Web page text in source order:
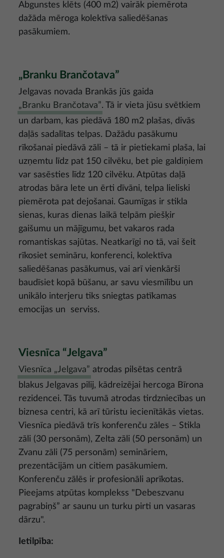
Abgunstes klēts (400 m2) vairāk piemērota
dažāda mēroga kolektīva saliedēšanas
pasākumiem.
„Branku Brančotava”
Jelgavas novada Brankās jūs gaida
„Branku Brančotava”. Tā ir vieta jūsu svētkiem
un darbam, kas piedāvā 180 m2 plašas, divās
daļās sadalītas telpas. Dažādu pasākumu
rīkošanai piedāvā zāli – tā ir pietiekami plaša, lai
uzņemtu līdz pat 150 cilvēku, bet pie galdiņiem
var sasēsties līdz 120 cilvēku. Atpūtas daļā
atrodas bāra lete un ērti dīvāni, telpa lieliski
piemērota pat dejošanai. Gaumīgas ir stikla
sienas, kuras dienas laikā telpām piešķir
gaišumu un mājīgumu, bet vakaros rada
romantiskas sajūtas. Neatkarīgi no tā, vai šeit
rīkosiet semināru, konferenci, kolektīva
saliedēšanas pasākumus, vai arī vienkārši
baudīsiet kopā būšanu, ar savu viesmīlību un
unikālo interjeru tiks sniegtas patīkamas
emocijas un serviss.
Viesnīca “Jelgava”
Viesnīca „Jelgava” atrodas pilsētas centrā
blakus Jelgavas pilij, kādreizējai hercoga Bīrona
rezidencei. Tās tuvumā atrodas tirdzniecības un
biznesa centri, kā arī tūristu iecienītākās vietas.
Viesnīca piedāvā trīs konferenču zāles – Stikla
zāli (30 personām), Zelta zāli (50 personām) un
Zvanu zāli (75 personām) semināriem,
prezentācijām un citiem pasākumiem.
Konferenču zālēs ir profesionāli aprīkotas.
Pieejams atpūtas komplekss "Debeszvanu
pagrabiņš” ar saunu un turku pirti un vasaras
dārzu".
Ietilpība: